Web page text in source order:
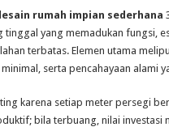
rumah impian sederhana
tinggal yang memadukan fungsi,
terbatas. Elemen utama
serta pencahayaan alami
karena setiap meter persegi
bila terbuang, nilai investasi